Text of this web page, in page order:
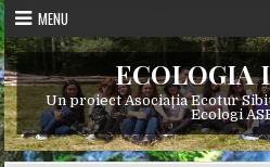
Skip
to
content
MENU
ECOLOGIA
Un proiect Asociația Ecotur
Ecologi